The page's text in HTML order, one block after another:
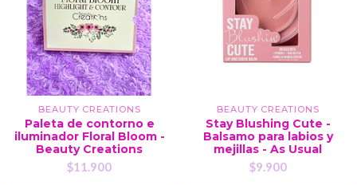
BEAUTY CREATIONS
Paleta de contorno e
iluminador Floral Bloom -
Beauty Creations
$11.900
BEAUTY CREATIONS
Stay Blushing Cute -
Balsamo para labios y
mejillas - As Usual
$9.900